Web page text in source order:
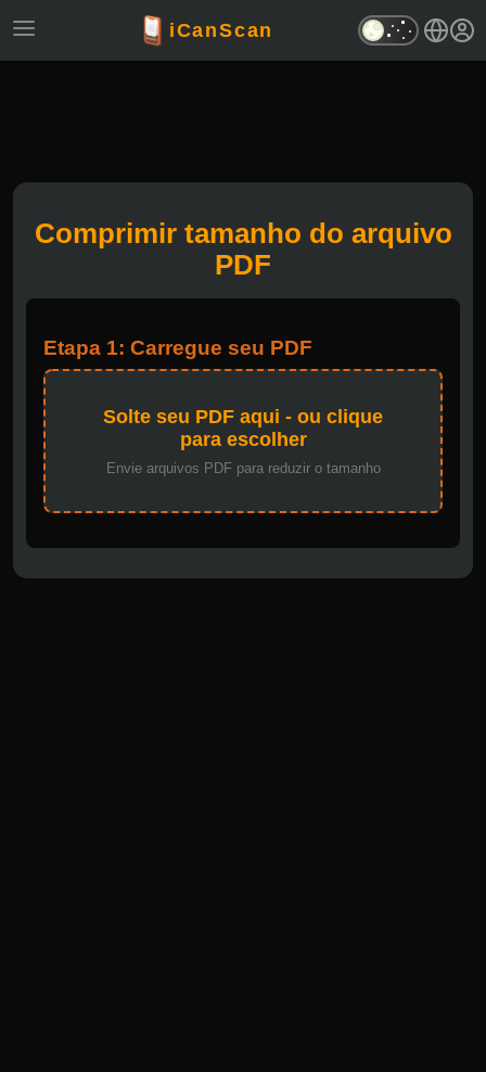
iCanScan
Comprimir tamanho do arquivo
PDF
Etapa 1: Carregue seu PDF
Solte seu PDF aqui - ou clique
para escolher
Envie arquivos PDF para reduzir o tamanho